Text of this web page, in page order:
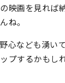
映画を見れば
ね。
心なども湧い
プするかもし